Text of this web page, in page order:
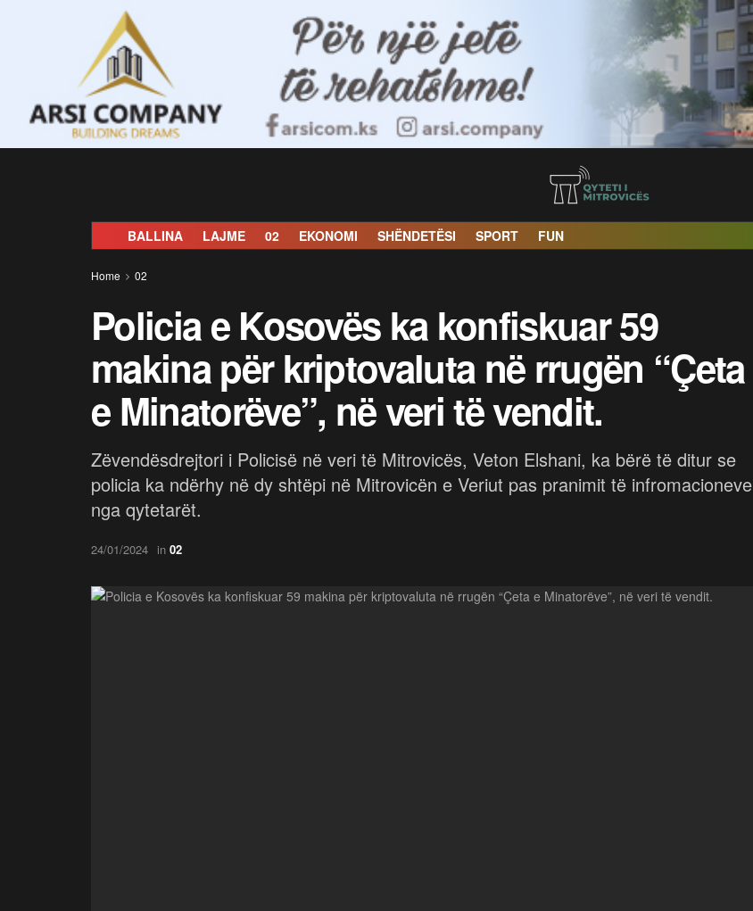
BALLINA LAJME 02 EKONOMI SHËNDETËSI SPORT FUN
Home 02
Policia e Kosovës ka konfiskuar 59
makina për kriptovaluta në rrugën “Çeta
e Minatorëve”, në veri të vendit.
Zëvendësdrejtori i Policisë në veri të Mitrovicës, Veton Elshani, ka bërë të ditur se
policia ka ndërhy në dy shtëpi në Mitrovicën e Veriut pas pranimit të infromacioneve
nga qytetarët.
24/01/2024 in 02